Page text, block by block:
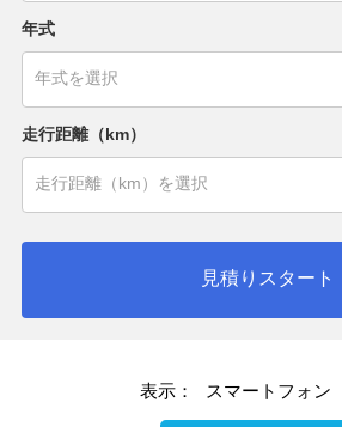
年式
走行距離（km）
見積りスタート
表示： スマートフォン